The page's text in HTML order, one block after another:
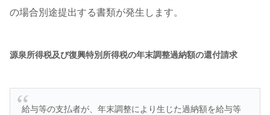
の場合別途提出する書類が発生します。
源泉所得税及び復興特別所得税の年末調整過納額の還付請求
給与等の支払者が、年末調整により生じた過納額を給与等